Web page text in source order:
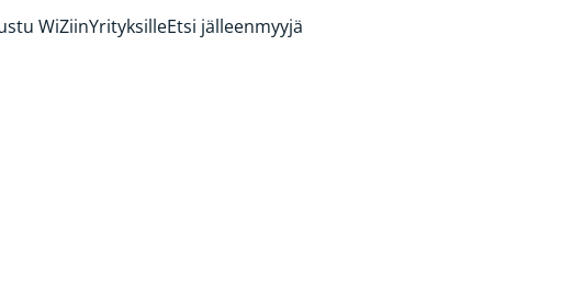
WiZiinYrityksilleEtsi jälleenmyyjä